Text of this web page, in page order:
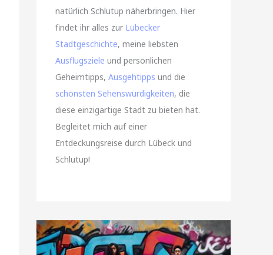
natürlich Schlutup näherbringen. Hier
findet ihr alles zur Lübecker
Stadtgeschichte, meine liebsten
Ausflugsziele und persönlichen
Geheimtipps, Ausgehtipps und die
schönsten Sehenswürdigkeiten, die
diese einzigartige Stadt zu bieten hat.
Begleitet mich auf einer
Entdeckungsreise durch Lübeck und
Schlutup!